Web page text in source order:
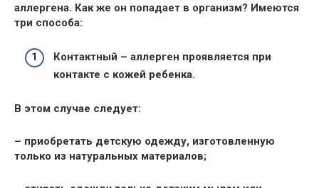
аллергена. Как же он попадает в организм? Имеются
три способа:
Контактный – аллерген проявляется при
контакте с кожей ребенка.
В этом случае следует:
– приобретать детскую одежду, изготовленную
только из натуральных материалов;